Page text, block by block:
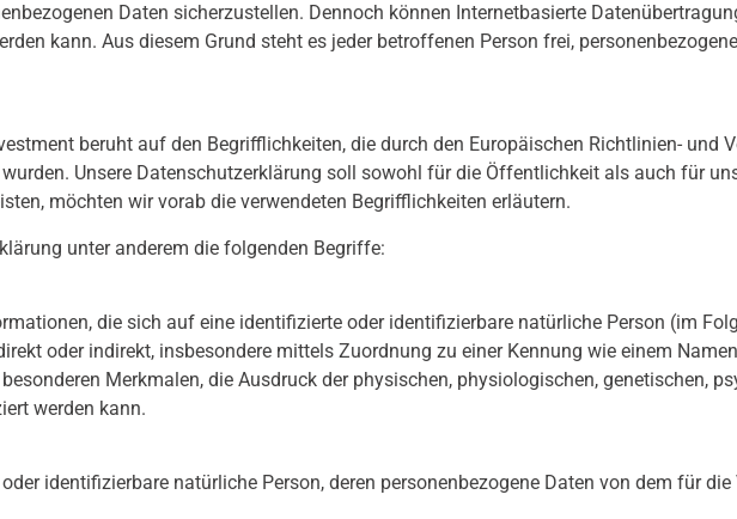
Daten sicherzustellen. Dennoch können Internetbasierte
kann. Aus diesem Grund steht es jeder betroffenen Person frei,
beruht auf den Begrifflichkeiten, die durch den Europäischen Richtlinien- und
Unsere Datenschutzerklärung soll sowohl für die Öffentlichkeit als auch für
möchten wir vorab die verwendeten Begrifflichkeiten erläutern.
unter anderem die folgenden Begriffe:
die sich auf eine identifizierte oder identifizierbare natürliche Person (im
oder indirekt, insbesondere mittels Zuordnung zu einer Kennung wie einem
Merkmalen, die Ausdruck der physischen, physiologischen, genetischen,
werden kann.
identifizierbare natürliche Person, deren personenbezogene Daten von dem für